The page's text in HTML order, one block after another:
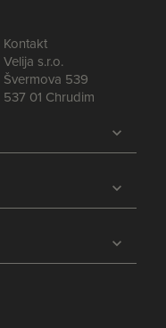
Kontakt
Velija s.r.o.
Švermova 539
537 01 Chrudim
expand_more
expand_more
expand_more